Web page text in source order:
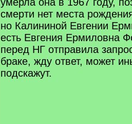
смерти нет места
но Калининой Евгении
есть Евгения Ермиловна
перед НГ отправила
браке, жду ответ, может
подскажут.